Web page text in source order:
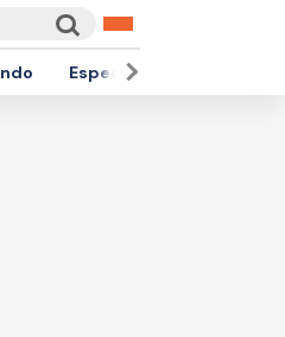
Espectáculos